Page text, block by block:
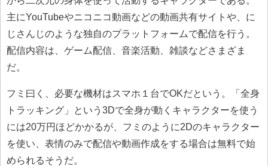
主にYouTubeやニコニコ動画などの動画共有サイトや、に
じさんじのような独自のプラットフォームで配信を行う。
配信内容は、ゲーム配信、音楽活動、雑談などさまざま
だ。
フミ曰く、必要な機材はスマホ１台でOKだという。「全身
トラッキング」という3Dで全身が動くキャラクターを使う
には20万円ほどかかるが、フミのように2Dのキャラクター
を使い、表情のみで配信や動画作成をする場合は無料で始
められるそうだ。